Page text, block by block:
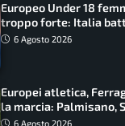
Europeo Under 18
troppo forte: Italia
gioca il Mondiale
6 Agosto 2026
Europei atletica,
la marcia: Palmisano,
guidano l’Italia
6 Agosto 2026